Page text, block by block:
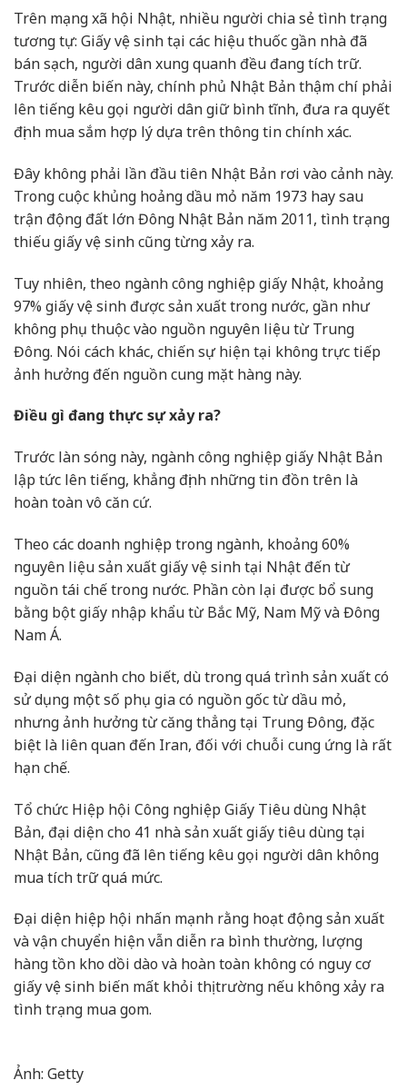
Trên mạng xã hội Nhật, nhiều người chia sẻ tình trạng
tương tự: Giấy vệ sinh tại các hiệu thuốc gần nhà đã
bán sạch, người dân xung quanh đều đang tích trữ.
Trước diễn biến này, chính phủ Nhật Bản thậm chí phải
lên tiếng kêu gọi người dân giữ bình tĩnh, đưa ra quyết
định mua sắm hợp lý dựa trên thông tin chính xác.
Đây không phải lần đầu tiên Nhật Bản rơi vào cảnh này.
Trong cuộc khủng hoảng dầu mỏ năm 1973 hay sau
trận động đất lớn Đông Nhật Bản năm 2011, tình trạng
thiếu giấy vệ sinh cũng từng xảy ra.
Tuy nhiên, theo ngành công nghiệp giấy Nhật, khoảng
97% giấy vệ sinh được sản xuất trong nước, gần như
không phụ thuộc vào nguồn nguyên liệu từ Trung
Đông. Nói cách khác, chiến sự hiện tại không trực tiếp
ảnh hưởng đến nguồn cung mặt hàng này.
Điều gì đang thực sự xảy ra?
Trước làn sóng này, ngành công nghiệp giấy Nhật Bản
lập tức lên tiếng, khẳng định những tin đồn trên là
hoàn toàn vô căn cứ.
Theo các doanh nghiệp trong ngành, khoảng 60%
nguyên liệu sản xuất giấy vệ sinh tại Nhật đến từ
nguồn tái chế trong nước. Phần còn lại được bổ sung
bằng bột giấy nhập khẩu từ Bắc Mỹ, Nam Mỹ và Đông
Nam Á.
Đại diện ngành cho biết, dù trong quá trình sản xuất có
sử dụng một số phụ gia có nguồn gốc từ dầu mỏ,
nhưng ảnh hưởng từ căng thẳng tại Trung Đông, đặc
biệt là liên quan đến Iran, đối với chuỗi cung ứng là rất
hạn chế.
Tổ chức Hiệp hội Công nghiệp Giấy Tiêu dùng Nhật
Bản, đại diện cho 41 nhà sản xuất giấy tiêu dùng tại
Nhật Bản, cũng đã lên tiếng kêu gọi người dân không
mua tích trữ quá mức.
Đại diện hiệp hội nhấn mạnh rằng hoạt động sản xuất
và vận chuyển hiện vẫn diễn ra bình thường, lượng
hàng tồn kho dồi dào và hoàn toàn không có nguy cơ
giấy vệ sinh biến mất khỏi thị trường nếu không xảy ra
tình trạng mua gom.
Ảnh: Getty